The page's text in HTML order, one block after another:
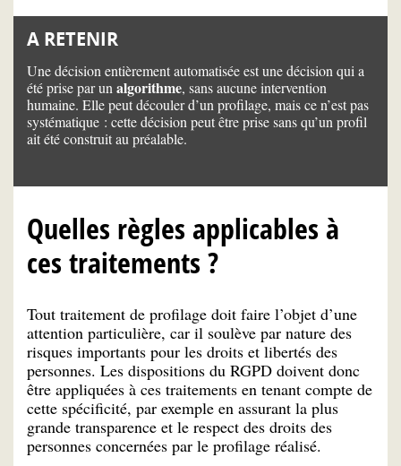
A RETENIR
Une décision entièrement automatisée est une décision qui a
été prise par un algorithme, sans aucune intervention
humaine. Elle peut découler d’un profilage, mais ce n’est pas
systématique : cette décision peut être prise sans qu’un profil
ait été construit au préalable.
Quelles règles applicables à
ces traitements ?
Tout traitement de profilage doit faire l’objet d’une
attention particulière, car il soulève par nature des
risques importants pour les droits et libertés des
personnes. Les dispositions du RGPD doivent donc
être appliquées à ces traitements en tenant compte de
cette spécificité, par exemple en assurant la plus
grande transparence et le respect des droits des
personnes concernées par le profilage réalisé.